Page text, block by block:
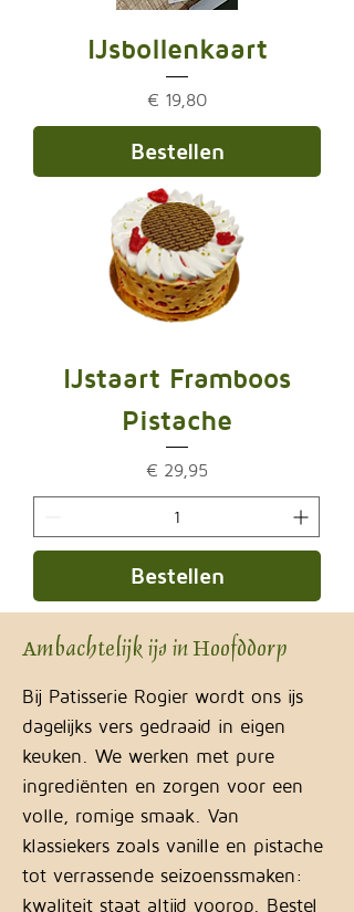
IJsbollenkaart
Prijs
€ 19,80
Bestellen
IJstaart Framboos
Pistache
Prijs
€ 29,95
Bestellen
Ambachtelijk ijs in Hoofddorp
Bij Patisserie Rogier wordt ons ijs
dagelijks vers gedraaid in eigen
keuken. We werken met pure
ingrediënten en zorgen voor een
volle, romige smaak. Van
klassiekers zoals vanille en pistache
tot verrassende seizoenssmaken:
kwaliteit staat altijd voorop. Bestel